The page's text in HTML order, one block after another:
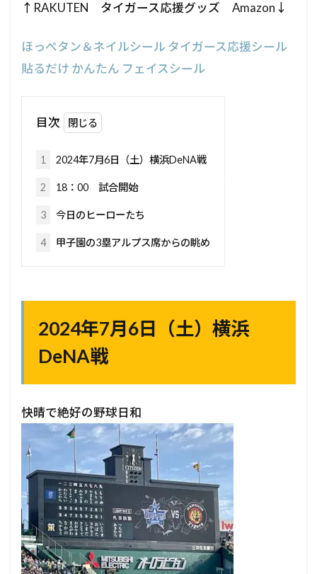
↑RAKUTEN タイガース応援グッズ Amazon↓
ほっぺタン＆ネイルシール タイガース応援シール
貼るだけ かんたん フェイスシール
目次
1 2024年7月6日（土）横浜DeNA戦
2 18：00 試合開始
3 今日のヒーローたち
4 甲子園の3塁アルプス席からの眺め
2024年7月6日（土）横浜
DeNA戦
快晴で絶好の野球日和